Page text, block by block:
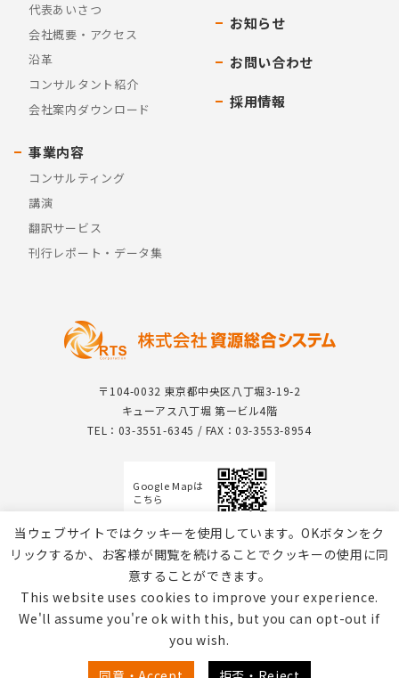
〒104-0032 東京都中央区八丁堀3-19-2
キューアス八丁堀 第一ビル4階
TEL：03-3551-6345 / FAX：03-3553-8954
Google Mapは
こちら
代表あいさつ
会社概要・アクセス
沿革
コンサルタント紹介
会社案内ダウンロード
事業内容
コンサルティング
講演
翻訳サービス
刊行レポート・データ集
お知らせ
お問い合わせ
採用情報
個人情報保護方針 / Webサイトのご利用について
当ウェブサイトではクッキーを使用しています。OKボタンをク
リックするか、お客様が閲覧を続けることでクッキーの使用に同
意することができます。
This website uses cookies to improve your experience.
We'll assume you're ok with this, but you can opt-out if
you wish.